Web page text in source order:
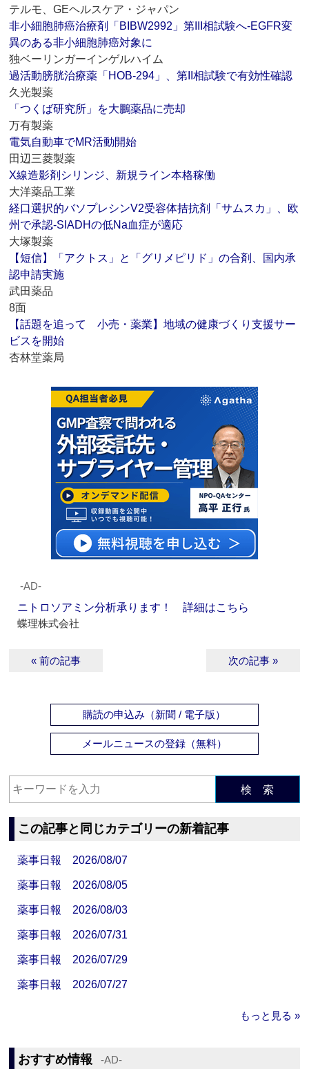
テルモ、GEヘルスケア・ジャパン
非小細胞肺癌治療剤「BIBW2992」第III相試験へ‐EGFR変
異のある非小細胞肺癌対象に
独ベーリンガーインゲルハイム
過活動膀胱治療薬「HOB‐294」、第II相試験で有効性確認
久光製薬
「つくば研究所」を大鵬薬品に売却
万有製薬
電気自動車でMR活動開始
田辺三菱製薬
X線造影剤シリンジ、新規ライン本格稼働
大洋薬品工業
経口選択的バソプレシンV2受容体拮抗剤「サムスカ」、欧
州で承認‐SIADHの低Na血症が適応
大塚製薬
【短信】「アクトス」と「グリメピリド」の合剤、国内承
認申請実施
武田薬品
8面
【話題を追って 小売・薬業】地域の健康づくり支援サー
ビスを開始
杏林堂薬局
‐AD‐
ニトロソアミン分析承ります！ 詳細はこちら
蝶理株式会社
« 前の記事 次の記事 »
購読の申込み（新聞 / 電子版）
メールニュースの登録（無料）
検 索
この記事と同じカテゴリーの新着記事
薬事日報 2026/08/07
薬事日報 2026/08/05
薬事日報 2026/08/03
薬事日報 2026/07/31
薬事日報 2026/07/29
薬事日報 2026/07/27
もっと見る »
おすすめ情報 ‐AD‐